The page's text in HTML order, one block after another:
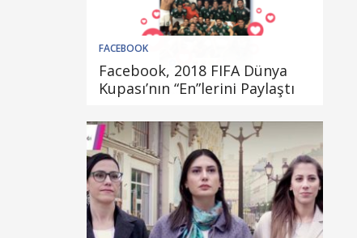
FACEBOOK
Facebook, 2018 FIFA Dünya
Kupası’nın “En”lerini Paylaştı